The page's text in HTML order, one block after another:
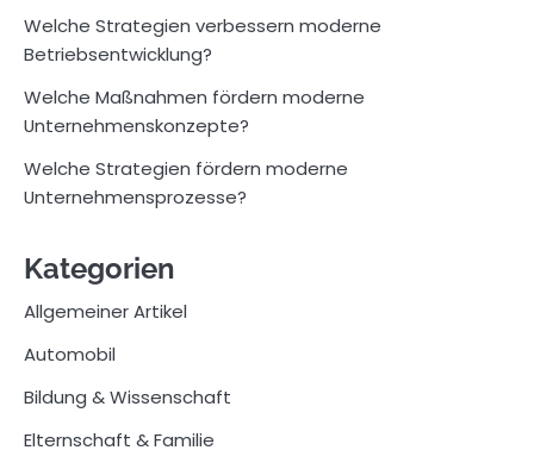
Welche Strategien verbessern moderne
Betriebsentwicklung?
Welche Maßnahmen fördern moderne
Unternehmenskonzepte?
Welche Strategien fördern moderne
Unternehmensprozesse?
Kategorien
Allgemeiner Artikel
Automobil
Bildung & Wissenschaft
Elternschaft & Familie